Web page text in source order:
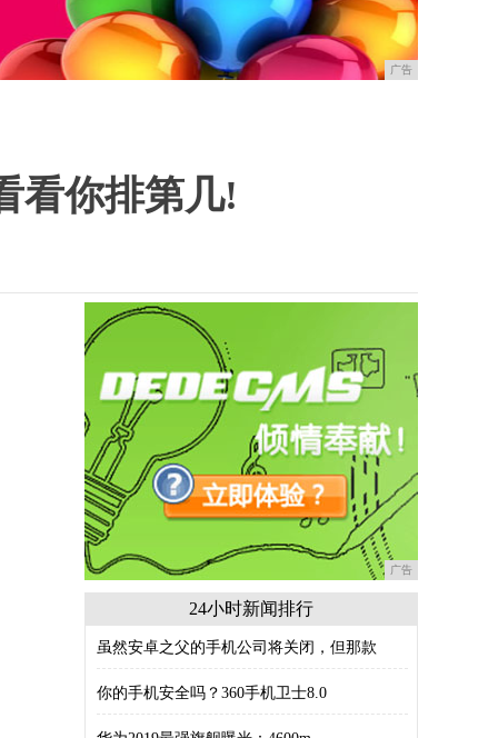
广告
看你排第几!
广告
24小时新闻排行
虽然安卓之父的手机公司将关闭，但那款
你的手机安全吗？360手机卫士8.0